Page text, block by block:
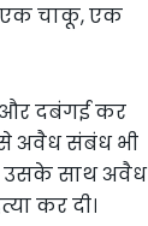
एक चाकू, एक
और दबंगई कर
से अवैध संबंध भी
उसके साथ अवैध
कर दी।